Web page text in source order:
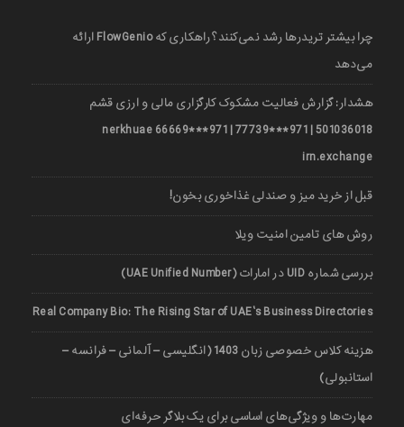
چرا بیشتر تریدرها رشد نمی‌کنند؟ راهکاری که FlowGenio ارائه
می‌دهد
هشدار: گزارش فعالیت مشکوک کارگزاری مالی و ارزی قشم
501036018 | 971***77739 | 971***66669 nerkhuae
irn.exchange
قبل از خرید میز و صندلی غذاخوری بخون!
روش های تامین امنیت ویلا
بررسی شماره UID در امارات (UAE Unified Number)
Real Company Bio: The Rising Star of UAE’s Business Directories
هزینه کلاس خصوصی زبان 1403 (انگلیسی – آلمانی – فرانسه –
استانبولی)
مهارت‌ها و ویژگی‌های اساسی برای یک بلاگر حرفه‌ای